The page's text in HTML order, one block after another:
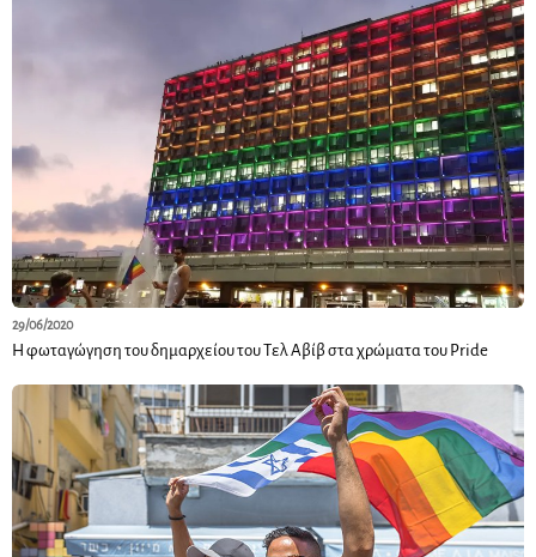
29/06/2020
Η φωταγώγηση του δημαρχείου του Τελ Αβίβ στα χρώματα του Pride